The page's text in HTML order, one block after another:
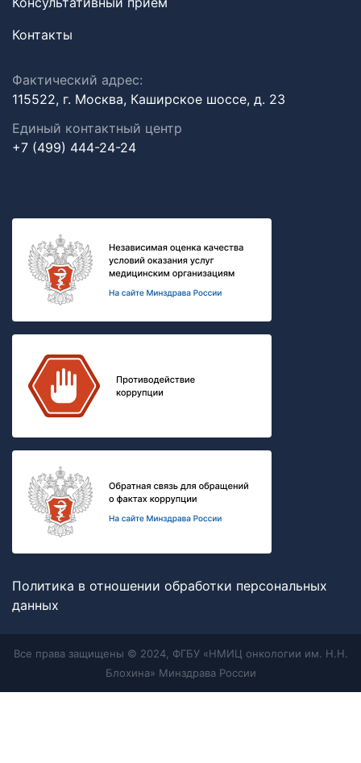
Контакты
Фактический адрес:
115522, г. Москва, Каширское шоссе, д. 23
Единый контактный центр
+7 (499) 444-24-24
Политика в отношении обработки персональных
данных
Все права защищены © 2024, ФГБУ «НМИЦ онкологии им. Н.Н.
Блохина» Минздрава России